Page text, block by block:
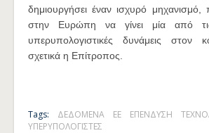
δημιουργήσει έναν ισχυρό μηχανισμό,
στην Ευρώπη να γίνει μία από
υπερυπολογιστικές δυνάμεις στον
σχετικά η Επίτροπος.
Tags: ΔΕΔΟΜΕΝΑ ΕΕ ΕΠΕΝΔΥΣΗ
ΥΠΕΡΥΠΟΛΟΓΙΣΤΕΣ